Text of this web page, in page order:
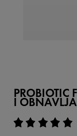
PROBIOTIC
I